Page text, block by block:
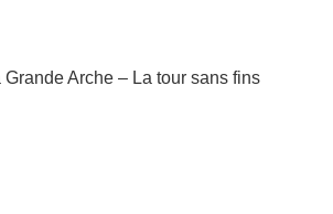
Arche – La tour sans fins